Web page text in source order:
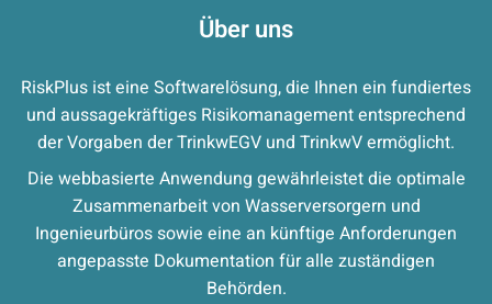
Über uns
RiskPlus ist eine Softwarelösung, die Ihnen ein fundiertes
und aussagekräftiges Risikomanagement entsprechend
der Vorgaben der TrinkwEGV und TrinkwV ermöglicht.
Die webbasierte Anwendung gewährleistet die optimale
Zusammenarbeit von Wasserversorgern und
Ingenieurbüros sowie eine an künftige Anforderungen
angepasste Dokumentation für alle zuständigen
Behörden.